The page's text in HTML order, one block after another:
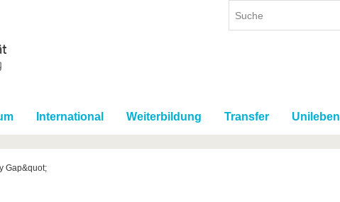
International Weiterbildung Transfer Unileben
Gap&quot;